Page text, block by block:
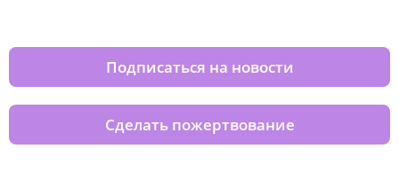
Подписаться на новости
Сделать пожертвование